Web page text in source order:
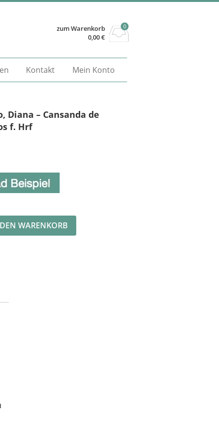
zum Warenkorb
0,00€
0
Kontakt Mein Konto
Diana – Cansanda de
f. Hrf
WARENKORB
Alternative: